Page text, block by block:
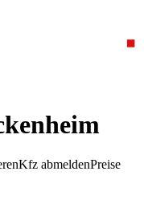
Kfz abmeldenPreise